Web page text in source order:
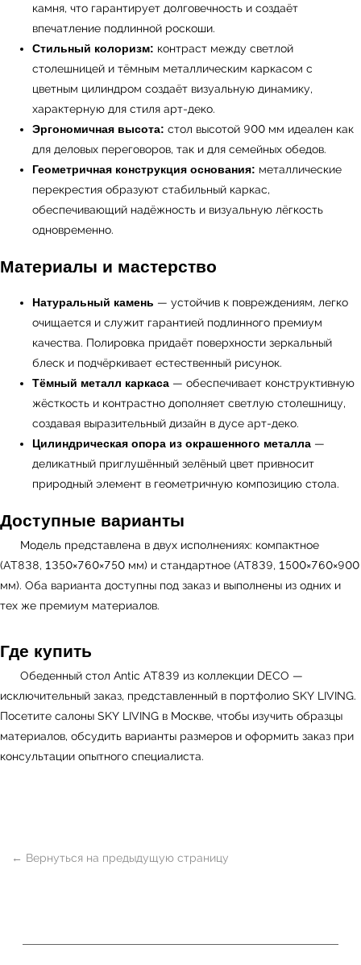
камня, что гарантирует долговечность и создаёт
впечатление подлинной роскоши.
Стильный колоризм: контраст между светлой
столешницей и тёмным металлическим каркасом с
цветным цилиндром создаёт визуальную динамику,
характерную для стиля арт-деко.
Эргономичная высота: стол высотой 900 мм идеален как
для деловых переговоров, так и для семейных обедов.
Геометричная конструкция основания: металлические
перекрестия образуют стабильный каркас,
обеспечивающий надёжность и визуальную лёгкость
одновременно.
Материалы и мастерство
Натуральный камень — устойчив к повреждениям, легко
очищается и служит гарантией подлинного премиум
качества. Полировка придаёт поверхности зеркальный
блеск и подчёркивает естественный рисунок.
Тёмный металл каркаса — обеспечивает конструктивную
жёсткость и контрастно дополняет светлую столешницу,
создавая выразительный дизайн в дусе арт-деко.
Цилиндрическая опора из окрашенного металла —
деликатный приглушённый зелёный цвет привносит
природный элемент в геометричную композицию стола.
Доступные варианты
Модель представлена в двух исполнениях: компактное
(AT838, 1350×760×750 мм) и стандартное (AT839, 1500×760×900
мм). Оба варианта доступны под заказ и выполнены из одних и
тех же премиум материалов.
Где купить
Обеденный стол Antic AT839 из коллекции DECO —
исключительный заказ, представленный в портфолио SKY LIVING.
Посетите салоны SKY LIVING в Москве, чтобы изучить образцы
материалов, обсудить варианты размеров и оформить заказ при
консультации опытного специалиста.
← Вернуться на предыдущую страницу